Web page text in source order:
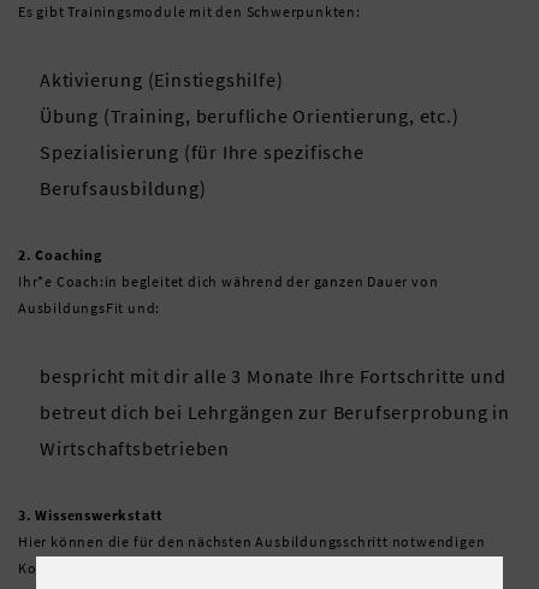
Es gibt Trainingsmodule mit den Schwerpunkten:
Aktivierung (Einstiegshilfe)
Übung (Training, berufliche Orientierung, etc.)
Spezialisierung (für Ihre spezifische
Berufsausbildung)
2. Coaching
Ihr*e Coach:in begleitet dich während der ganzen Dauer von
AusbildungsFit und:
bespricht mit dir alle 3 Monate Ihre Fortschritte und
betreut dich bei Lehrgängen zur Berufserprobung in
Wirtschaftsbetrieben
3. Wissenswerkstatt
Hier können die für den nächsten Ausbildungsschritt notwendigen
Kompetenzen optimal trainiert werden.